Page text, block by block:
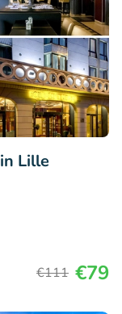
Lille
€111 €79